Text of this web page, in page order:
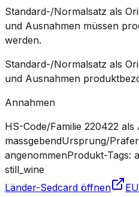
Standard-/Normalsatz als
und Ausnahmen müssen
werden.
Standard-/Normalsatz als
und Ausnahmen
Annahmen
HS-Code/Familie 220422
massgebendUrsprung/
angenommenProdukt-Tags:
still_wine
Länder-Sedcard öffnen